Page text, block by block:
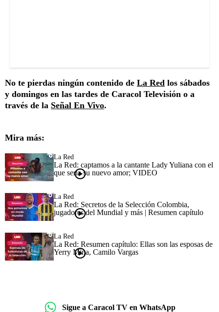
No te pierdas ningún contenido de La Red los sábados
y domingos en las tardes de Caracol Televisión o a
través de la Señal En Vivo.
Mira más:
La Red
La Red: captamos a la cantante Lady Yuliana con el
que sería su nuevo amor; VIDEO
La Red
La Red: Secretos de la Selección Colombia,
jugadores del Mundial y más | Resumen capítulo
La Red
La Red: Resumen capítulo: Ellas son las esposas de
Yerry Mina, Camilo Vargas
Sigue a Caracol TV en WhatsApp